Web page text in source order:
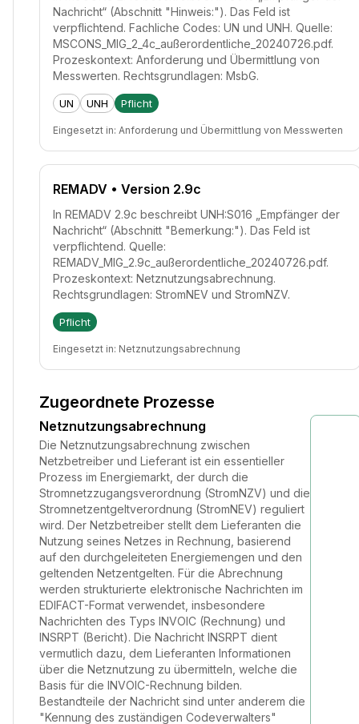
Nachricht“ (Abschnitt "Hinweis:"). Das Feld ist
verpflichtend. Fachliche Codes: UN und UNH. Quelle:
MSCONS_MIG_2_4c_außerordentliche_20240726.pdf.
Prozeskontext: Anforderung und Übermittlung von
Messwerten. Rechtsgrundlagen: MsbG.
UN UNH Pflicht
Eingesetzt in: Anforderung und Übermittlung von Messwerten
REMADV • Version 2.9c
In REMADV 2.9c beschreibt UNH:S016 „Empfänger der
Nachricht“ (Abschnitt "Bemerkung:"). Das Feld ist
verpflichtend. Quelle:
REMADV_MIG_2.9c_außerordentliche_20240726.pdf.
Prozeskontext: Netznutzungsabrechnung.
Rechtsgrundlagen: StromNEV und StromNZV.
Pflicht
Eingesetzt in: Netznutzungsabrechnung
Zugeordnete Prozesse
Netznutzungsabrechnung
Die Netznutzungsabrechnung zwischen
Netzbetreiber und Lieferant ist ein essentieller
Prozess im Energiemarkt, der durch die
Stromnetzzugangsverordnung (StromNZV) und die
Stromnetzentgeltverordnung (StromNEV) reguliert
wird. Der Netzbetreiber stellt dem Lieferanten die
Nutzung seines Netzes in Rechnung, basierend
auf den durchgeleiteten Energiemengen und den
geltenden Netzentgelten. Für die Abrechnung
werden strukturierte elektronische Nachrichten im
EDIFACT-Format verwendet, insbesondere
Nachrichten des Typs INVOIC (Rechnung) und
INSRPT (Bericht). Die Nachricht INSRPT dient
vermutlich dazu, dem Lieferanten Informationen
über die Netznutzung zu übermitteln, welche die
Basis für die INVOIC-Rechnung bilden.
Bestandteile der Nachricht sind unter anderem die
"Kennung des zuständigen Codeverwalters"